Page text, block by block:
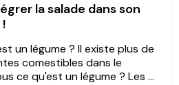
la salade dans son
un légume ? Il existe plus de
comestibles dans le
ce qu'est un légume ? Les ...